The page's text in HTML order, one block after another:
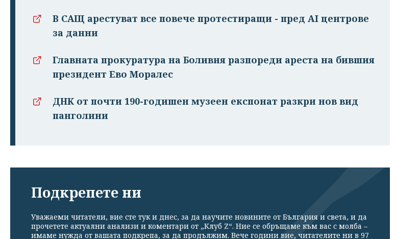
В САЩ арестуват все повече протестиращи - пред AI центрове
за данни
Главната прокуратура на Боливия разпореди ареста на бившия
президент Ево Моралес
ДНК от почти 190-годишен музеен експонат разкри нов вид
панголини
Подкрепете ни
Уважаеми читатели, вие сте тук и днес, за да научите новините от България и света, и да
прочетете актуални анализи и коментари от „Клуб Z“. Ние се обръщаме към вас с молба –
имаме нужда от вашата подкрепа, за да продължим. Вече години вие, читателите ни в 97